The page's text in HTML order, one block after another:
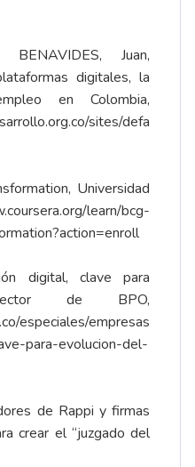
BENAVIDES, Juan,
digitales, la
en Colombia,
sites/defa
Universidad
learn/bcg-
digital, clave para
de BPO,
especiales/empresas
para-evolucion-del-
de Rappi y firmas
crear el “juzgado del